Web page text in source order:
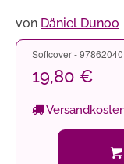
von Däniel Dunoo
Softcover -
19,80 €